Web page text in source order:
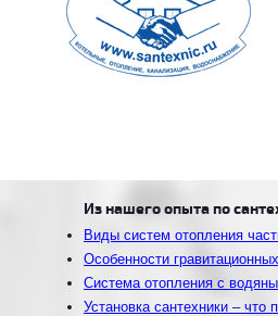
Из нашего опыта по
Виды систем отопления
Особенности
Система отопления с
Установка сантехники – что